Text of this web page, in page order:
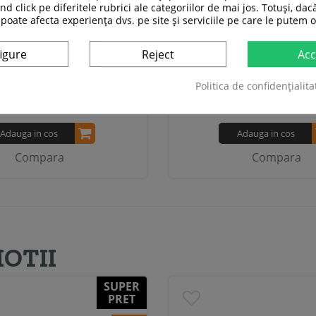
Smith HMS
319,00 RON
988,99 RON
Adauga in cos
Compara
Aparat Smith HMS
2 889,00
2 279,00
Adauga in cos
Compara
SUPER
PRET
click pe diferitele rubrici ale categoriilor de mai jos. Totuși,
afecta experiența dvs. pe site și serviciile pe care le putem
Reject
Politica de